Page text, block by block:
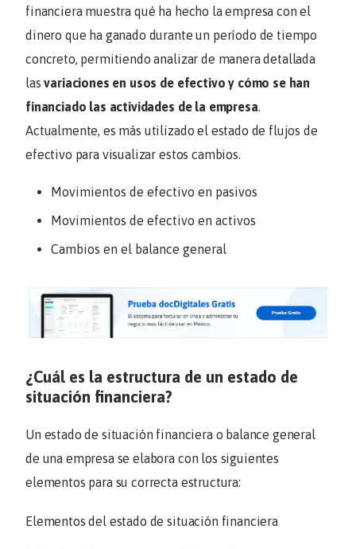
financiera muestra qué ha hecho la empresa con el
dinero que ha ganado durante un período de tiempo
concreto, permitiendo analizar de manera detallada
lasvariaciones en usos de efectivo y cómo se han
financiado las actividades de la empresa.
Actualmente, es más utilizado el estado de flujos de
efectivo para visualizar estos cambios.
Movimientos de efectivo en pasivos
Movimientos de efectivo en activos
Cambios en el balance general
¿Cuál es la estructura de un estado de
situación financiera?
Un estado de situación financiera o balance general
de una empresa se elabora con los siguientes
elementos para su correcta estructura:
Elementos del estado de situación financiera